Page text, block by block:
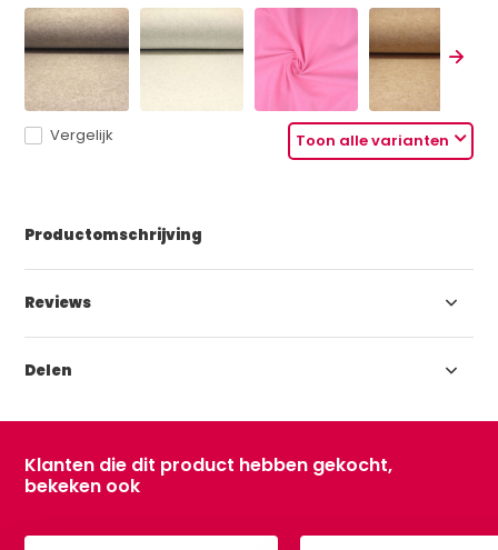
Toon alle varianten
Vergelijk
Productomschrijving
Reviews
Delen
Klanten die dit product hebben gekocht,
bekeken ook